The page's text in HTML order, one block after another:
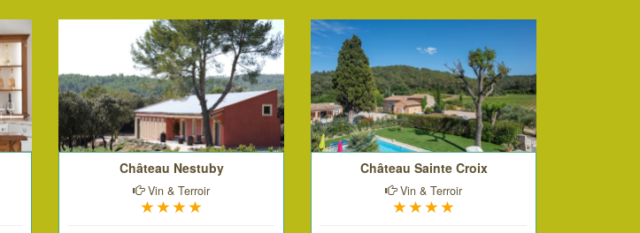
Château Nestuby
Vin & Terroir
Château Sainte Croix
Vin & Terroir